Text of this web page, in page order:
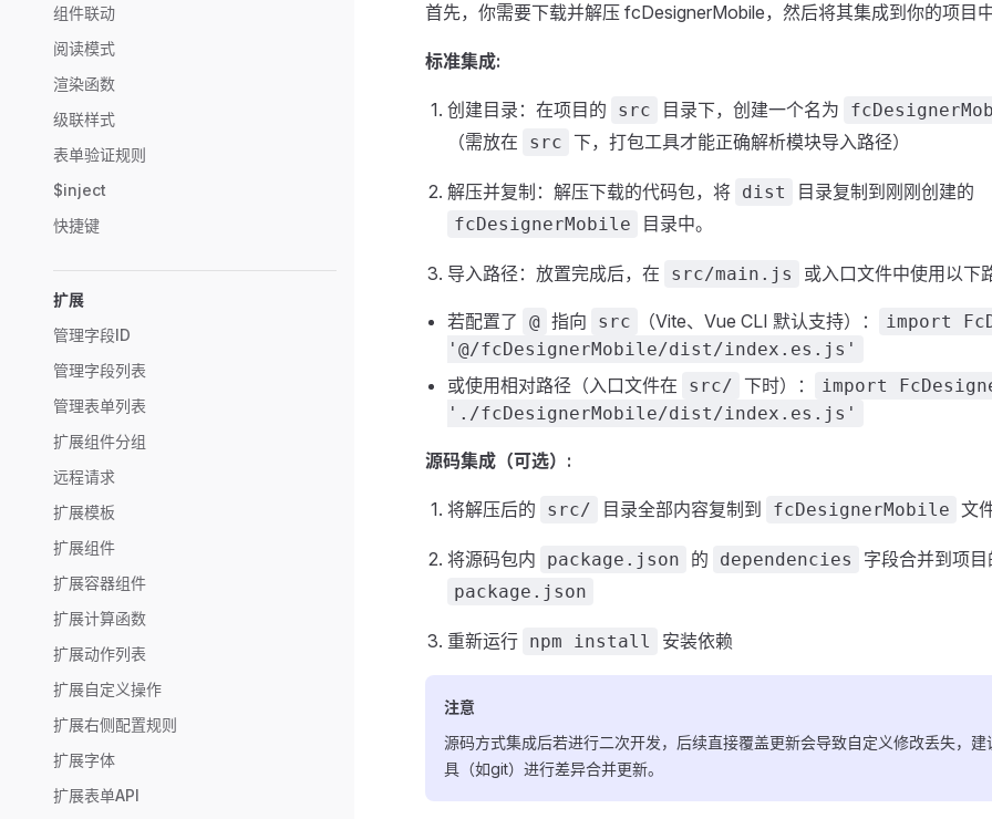
组件联动
阅读模式
渲染函数
级联样式
表单验证规则
$inject
快捷键
扩展
管理字段ID
管理字段列表
管理表单列表
扩展组件分组
远程请求
扩展模板
扩展组件
扩展容器组件
扩展计算函数
扩展动作列表
扩展自定义操作
扩展右侧配置规则
扩展字体
扩展表单API
首先，你需要下载并解压 fcDesignerMobile，然后将其集成到你的项目中
标准集成:
创建目录：在项目的 src 目录下，创建一个名为
（需放在
src 下，打包工具才能正确解析模块导入路径）
解压并复制：解压下载的代码包，将 dist 目录复制到刚刚创建的
fcDesignerMobile 目录中。
导入路径：放置完成后，在 src/main.js 或入口文件中使用以下
若配置了 @ 指向 src （Vite、Vue CLI 默认支持）：
import
'@/fcDesignerMobile/dist/index.es.js'
或使用相对路径（入口文件在 src/ 下时）：
import
'./fcDesignerMobile/dist/index.es.js'
源码集成（可选）:
将解压后的 src/ 目录全部内容复制到 fcDesignerMobile 文
将源码包内 package.json 的 dependencies 字段合并到项目
package.json
重新运行 npm install 安装依赖
注意
源码方式集成后若进行二次开发，后续直接覆盖更新会导致自定义修改丢失，建
具（如git）进行差异合并更新。